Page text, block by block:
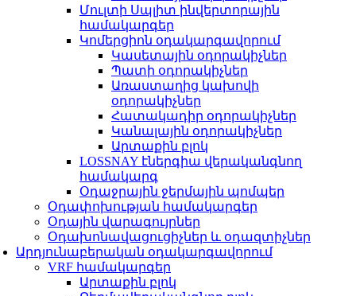
Մուլտի Սպլիտ ինվերտորային
համակարգեր
Կոմերցիոն օդակարգավորում
Կասետային օդորակիչներ
Պատի օդորակիչներ
Առաստաղից կախովի
օդորակիչներ
Հատակադիր օդորակիչներ
Կանալային օդորակիչներ
Արտաքին բլոկ
LOSSNAY էներգիա վերականգնող
համակարգ
Օդաջրային ջերմային պոմպեր
Օդափոխության համակարգեր
Օդային վարագույրներ
Օդախոնավացուցիչներ և օդազտիչներ
Արդյունաբերական օդակարգավորում
VRF համակարգեր
Արտաքին բլոկ